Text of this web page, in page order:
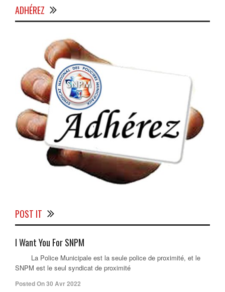
ADHÉREZ
POST IT
I Want You For SNPM
La Police Municipale est la seule police de proximité, et le
SNPM est le seul syndicat de proximité
Posted On 30 Avr 2022